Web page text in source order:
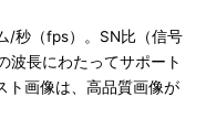
/秒（fps）。SN比（信号
波長にわたってサポート
ト画像は、高品質画像が